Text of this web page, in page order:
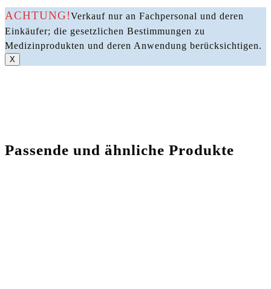
ACHTUNG!Verkauf nur an Fachpersonal und deren
Einkäufer; die gesetzlichen Bestimmungen zu
Medizinprodukten und deren Anwendung berücksichtigen.
X
Passende und ähnliche Produkte